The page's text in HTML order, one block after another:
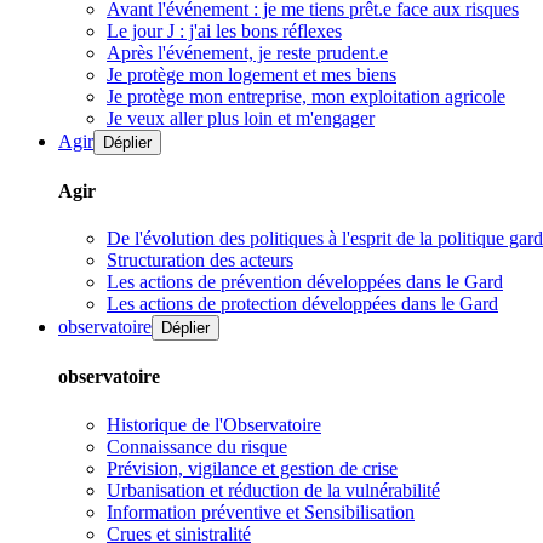
Avant l'événement : je me tiens prêt.e face aux risques
Le jour J : j'ai les bons réflexes
Après l'événement, je reste prudent.e
Je protège mon logement et mes biens
Je protège mon entreprise, mon exploitation agricole
Je veux aller plus loin et m'engager
Agir Déplier
Agir
De l'évolution des politiques à l'esprit de la politique
Structuration des acteurs
Les actions de prévention développées dans le Gard
Les actions de protection développées dans le Gard
observatoire
Déplier
observatoire
Historique de l'Observatoire
Connaissance du risque
Prévision, vigilance et gestion de crise
Urbanisation et réduction de la vulnérabilité
Information préventive et Sensibilisation
Crues et sinistralité